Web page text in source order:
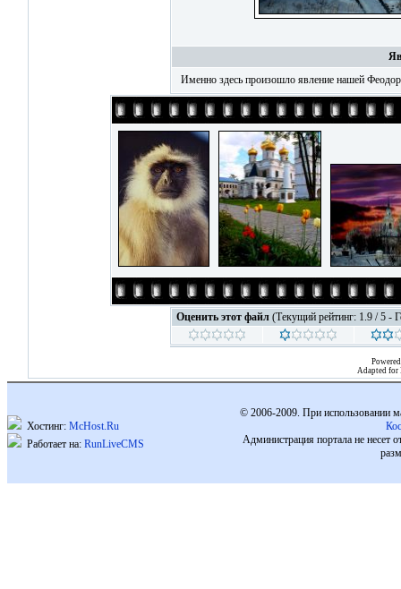
Именно здесь произошло явление нашей
Оценить этот файл (Текущий рейтинг: 1.9 / 5 -
Adapted for
Хостинг: McHost.Ru
Работает на: RunLiveCMS
© 2006-2009. При использовании
Администрация портала не несет